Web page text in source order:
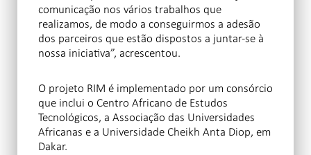
comunicação nos vários trabalhos que
realizamos, de modo a conseguirmos a adesão
dos parceiros que estão dispostos a juntar-se à
nossa iniciativa”, acrescentou.
O projeto RIM é implementado por um consórcio
que inclui o Centro Africano de Estudos
Tecnológicos, a Associação das Universidades
Africanas e a Universidade Cheikh Anta Diop, em
Dakar.